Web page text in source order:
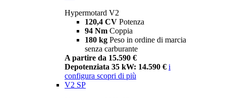
Hypermotard V2
120,4 CV Potenza
94 Nm Coppia
180 kg Peso in ordine di marcia
senza carburante
A partire da 15.590 €
Depotenziata 35 kW: 14.590 € i
configura scopri di più
V2 SP